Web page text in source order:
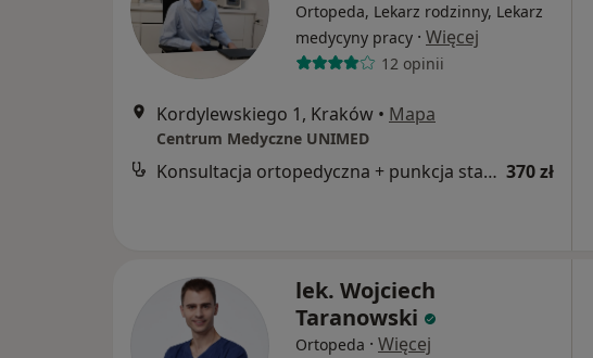
Ortopeda, Lekarz rodzinny, Lekarz
medycyny pracy · Więcej
12 opinii
Kordylewskiego 1, Kraków • Mapa
Centrum Medyczne UNIMED
Konsultacja ortopedyczna + punkcja stawów 370 zł
lek. Wojciech
Taranowski
Ortopeda · Więcej